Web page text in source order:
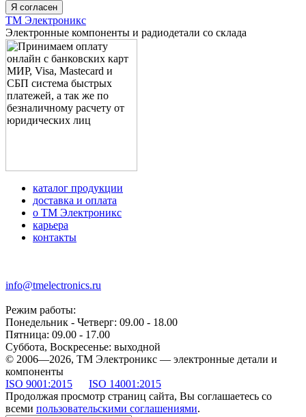
Я согласен
ТМ Электроникс
Электронные компоненты и радиодетали со склада
каталог продукции
доставка и оплата
о ТМ Электроникс
карьера
контакты
info@tmelectronics.ru
Режим работы:
Понедельник - Четверг: 09.00 - 18.00
Пятница: 09.00 - 17.00
Суббота, Воскресенье: выходной
© 2006—2026, ТМ Электроникс — электронные детали и
компоненты
ISO 9001:2015
ISO 14001:2015
Продолжая просмотр страниц сайта, Вы соглашаетесь со
всеми пользовательскими соглашениями.